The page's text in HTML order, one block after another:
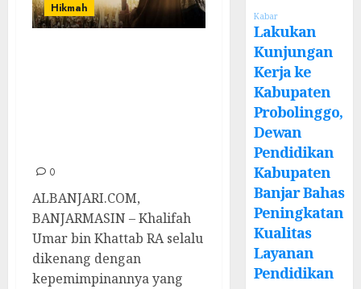
Hikmah
0
ALBANJARI.COM,
BANJARMASIN – Khalifah
Umar bin Khattab RA selalu
dikenang dengan
kepemimpinannya yang
Kabar
Lakukan
Kunjungan
Kerja ke
Kabupaten
Probolinggo,
Dewan
Pendidikan
Kabupaten
Banjar Bahas
Peningkatan
Kualitas
Layanan
Pendidikan